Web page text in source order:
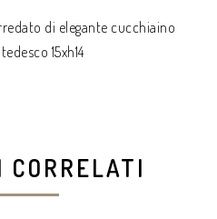
di elegante cucchiaino
15xh14
CORRELATI